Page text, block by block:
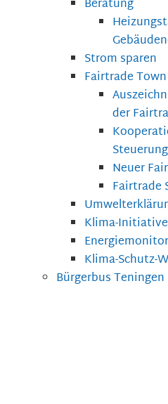
Beratung
Strom sparen
Fairtrade Town
der
Neuer
Fairtrade
Klima-
Energiemonitor
Klima-Schutz-
Bürgerbus Teningen